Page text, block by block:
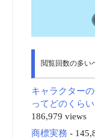
閲覧回数の多い
キャラクター
ってどのくら
186,979 views
商標実務 -